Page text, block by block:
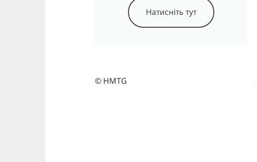
Натисніть тут
© HMTG